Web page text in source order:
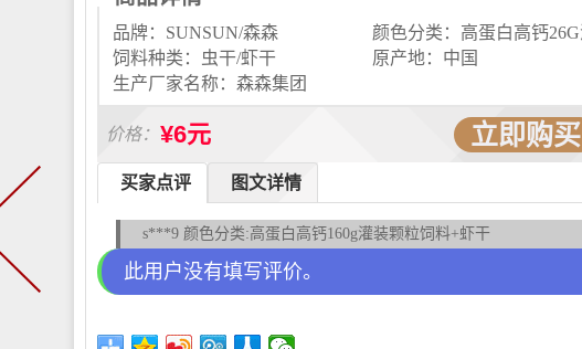
品牌：SUNSUN/森森
饲料种类：虫干/虾干
原产地：中国
生产厂家名称：森森集团
价格： ¥6元 立即购买
图文详情
买家点评
s***9 颜色分类:高蛋白高钙160g灌装颗粒饲料+虾干
此用户没有填写评价。